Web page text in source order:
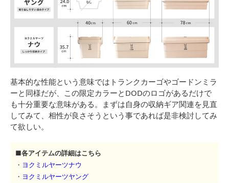
基本的な性能という意味ではトランクカーゴやゴードンミラ
ーと同様だが、この限定カラーとDODのロゴがあるだけで
も十分重要な意味がある。まずは自身の収納ギア関連を見直
してみて、相性が良さそうという事であれば是非検討してみ
て欲しい。
■各アイテムの詳細はこちら
・ ヨクミルヤーツナウ
・ ヨクミルヤーツヤング